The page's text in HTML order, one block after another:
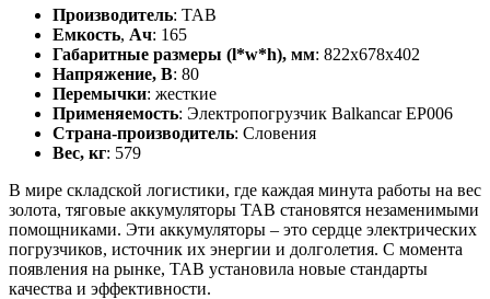
Производитель: TAB
Емкость, Ач: 165
Габаритные размеры (l*w*h), мм: 822x678x402
Напряжение, В: 80
Перемычки: жесткие
Применяемость: Электропогрузчик Balkancar EP006
Страна-производитель: Словения
Вес, кг: 579
В мире складской логистики, где каждая минута работы на вес
золота, тяговые аккумуляторы TAB становятся незаменимыми
помощниками. Эти аккумуляторы – это сердце электрических
погрузчиков, источник их энергии и долголетия. С момента
появления на рынке, TAB установила новые стандарты
качества и эффективности.